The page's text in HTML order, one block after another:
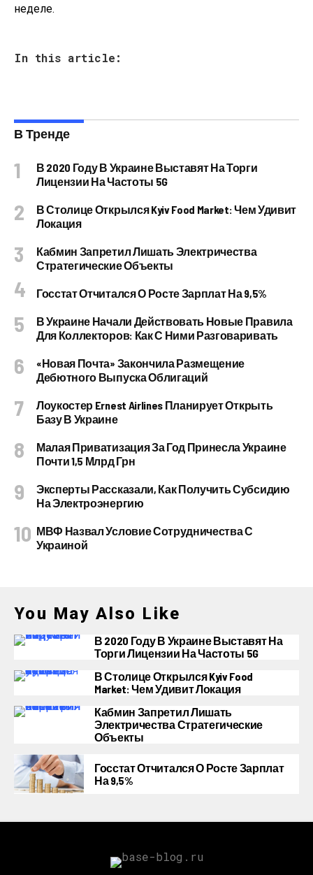
неделе.
In this article:
В Тренде
В 2020 Году В Украине Выставят На Торги
Лицензии На Частоты 5G
В Столице Открылся Kyiv Food Market: Чем Удивит
Локация
Кабмин Запретил Лишать Электричества
Стратегические Объекты
Госстат Отчитался О Росте Зарплат На 9,5%
В Украине Начали Действовать Новые Правила
Для Коллекторов: Как С Ними Разговаривать
«Новая Почта» Закончила Размещение
Дебютного Выпуска Облигаций
Лоукостер Ernest Airlines Планирует Открыть
Базу В Украине
Малая Приватизация За Год Принесла Украине
Почти 1,5 Млрд Грн
Эксперты Рассказали, Как Получить Субсидию
На Электроэнергию
МВФ Назвал Условие Сотрудничества С
Украиной
You May Also Like
В 2020 Году В Украине Выставят На
Торги Лицензии На Частоты 5G
В Столице Открылся Kyiv Food
Market: Чем Удивит Локация
Кабмин Запретил Лишать
Электричества Стратегические
Объекты
Госстат Отчитался О Росте Зарплат
На 9,5%